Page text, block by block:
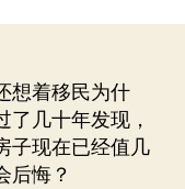
想着移民为什
几十年发现，
子现在已经值几
后悔？